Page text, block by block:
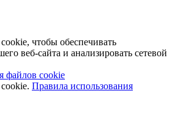
чтобы обеспечивать
веб-сайта и анализировать сетевой
файлов cookie
Правила использования